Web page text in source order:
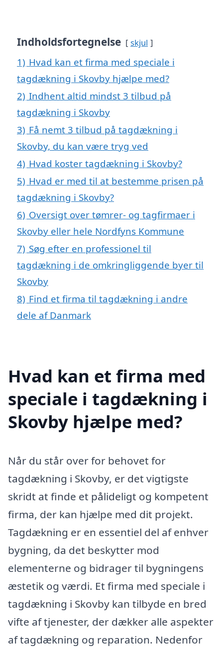
Indholdsfortegnelse skjul
1) Hvad kan et firma med speciale i
tagdækning i Skovby hjælpe med?
2) Indhent altid mindst 3 tilbud på
tagdækning i Skovby
3) Få nemt 3 tilbud på tagdækning i
Skovby, du kan være tryg ved
4) Hvad koster tagdækning i Skovby?
5) Hvad er med til at bestemme prisen på
tagdækning i Skovby?
6) Oversigt over tømrer- og tagfirmaer i
Skovby eller hele Nordfyns Kommune
7) Søg efter en professionel til
tagdækning i de omkringliggende byer til
Skovby
8) Find et firma til tagdækning i andre
dele af Danmark
Hvad kan et firma med
speciale i tagdækning i
Skovby hjælpe med?
Når du står over for behovet for
tagdækning i Skovby, er det vigtigste
skridt at finde et pålideligt og kompetent
firma, der kan hjælpe med dit projekt.
Tagdækning er en essentiel del af enhver
bygning, da det beskytter mod
elementerne og bidrager til bygningens
æstetik og værdi. Et firma med speciale i
tagdækning i Skovby kan tilbyde en bred
vifte af tjenester, der dækker alle aspekter
af tagdækning og reparation. Nedenfor